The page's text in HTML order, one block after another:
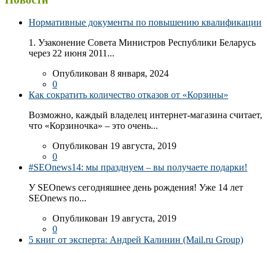
Нормативные документы по повышению квалификации
1. Узаконение Совета Министров Республики Беларусь
через 22 июня 2011...
Опубликован 8 января, 2024
0
Как сократить количество отказов от «Корзины»
Возможно, каждый владелец интернет-магазина считает,
что «Корзиночка» – это очень...
Опубликован 19 августа, 2019
0
#SEOnews14: мы празднуем – вы получаете подарки!
У SEOnews сегодняшнее день рождения! Уже 14 лет
SEOnews по...
Опубликован 19 августа, 2019
0
5 книг от эксперта: Андрей Калинин (Mail.ru Group)